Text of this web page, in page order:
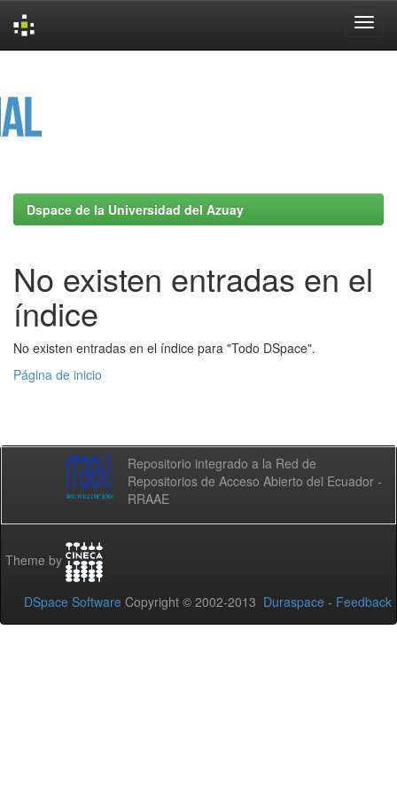
Dspace de la Universidad del Azuay
No existen entradas en el
índice
No existen entradas en el índice para "Todo DSpace".
Página de inicio
Repositorio integrado a la Red de
Repositorios de Acceso Abierto del Ecuador -
RRAAE
Theme by
DSpace Software Copyright © 2002-2013 Duraspace - Feedback